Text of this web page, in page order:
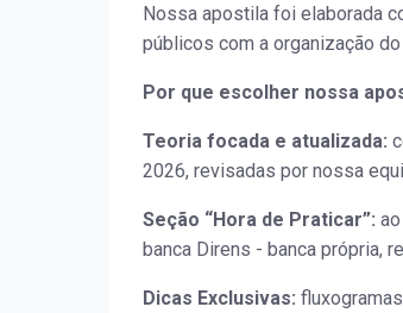
Nossa apostila foi elaborada
públicos com a organização
Por que escolher nossa
Teoria focada e atualizada:
2026, revisadas por nossa
Seção “Hora de Praticar”:
banca Direns - banca própria,
Dicas Exclusivas: